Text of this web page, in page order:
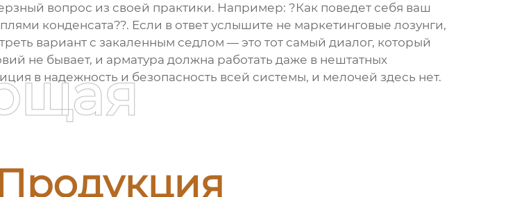
вопрос из своей практики. Например: ?Как поведет себя ваш
конденсата??. Если в ответ услышите не маркетинговые лозунги,
вариант с закаленным седлом — это тот самый диалог, который
не бывает, и арматура должна работать даже в нештатных
в надежность и безопасность всей системы, и мелочей здесь нет.